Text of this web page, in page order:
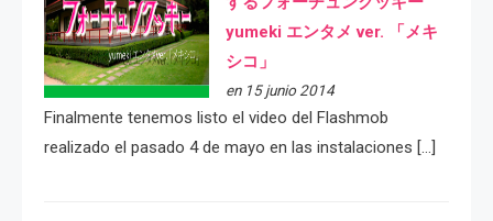
yumeki エンタメ ver. 「メキ
シコ」
en 15 junio 2014
Finalmente tenemos listo el video del Flashmob
realizado el pasado 4 de mayo en las instalaciones […]